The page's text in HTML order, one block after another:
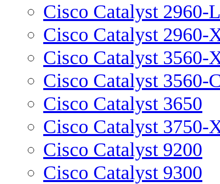
Cisco Catalyst 2960-L
Cisco Catalyst 2960-
Cisco Catalyst 3560-
Cisco Catalyst 3560-
Cisco Catalyst 3650
Cisco Catalyst 3750-
Cisco Catalyst 9200
Cisco Catalyst 9300